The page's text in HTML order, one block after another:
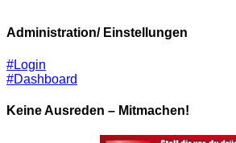
Administration/ Einstellungen
#Login
#Dashboard
Keine Ausreden – Mitmachen!